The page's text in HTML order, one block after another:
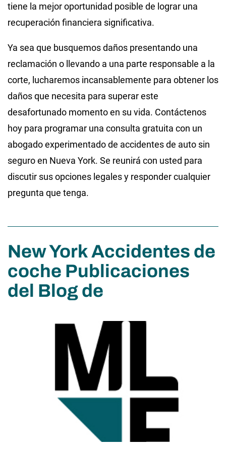
tiene la mejor oportunidad posible de lograr una
recuperación financiera significativa.
Ya sea que busquemos daños presentando una
reclamación o llevando a una parte responsable a la
corte, lucharemos incansablemente para obtener los
daños que necesita para superar este
desafortunado momento en su vida. Contáctenos
hoy para programar una consulta gratuita con un
abogado experimentado de accidentes de auto sin
seguro en Nueva York. Se reunirá con usted para
discutir sus opciones legales y responder cualquier
pregunta que tenga.
New York Accidentes de
coche Publicaciones
del Blog de